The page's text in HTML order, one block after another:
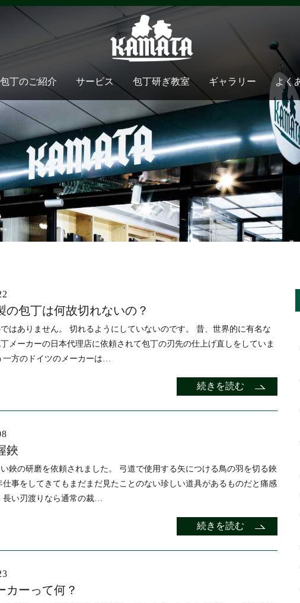
包丁のご紹介 サービス 包丁研ぎ教室 ギャラリー よく
の包丁は何故切れないの？
はありません。 切れるようにしていないのです。 昔、世界的に有名な
丁メーカーの日本代理店に依頼されて包丁の刃先の仕上げ直しをしていま
一方のドイツのメーカーは…
続きを読む
鋏
鋏の研磨を依頼されました。 弓道で使用する矢につける鳥の羽を切る鋏
仕事をしてきてもまだまだ見たことのない珍しい道具があるものだと痛感
長い刃渡りなら通常の裁…
続きを読む
カーって何？